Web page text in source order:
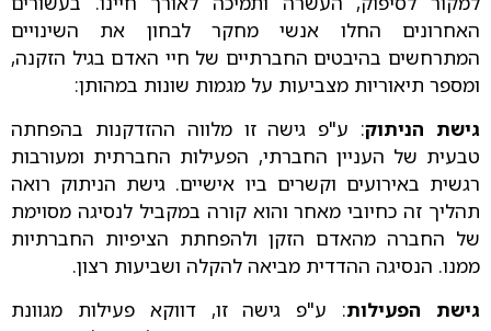
האחרונים החלו אנשי מחקר לבחון את השינויים
המתרחשים בהיבטים החברתיים של חיי האדם בגיל הזקנה,
ומספר תיאוריות מצביעות על מגמות שונות במהותן:
גישת הניתוק: ע"פ גישה זו מלווה ההזדקנות בהפחתה
טבעית של העניין החברתי, הפעילות החברתית ומעורבות
רגשית באירועים וקשרים ביו אישיים. גישת הניתוק רואה
תהליך זה כחיובי מאחר והוא קורה במקביל לנסיגה מסוימת
של החברה מהאדם הזקן ולהפחתת הציפיות החברתיות
ממנו. הנסיגה ההדדית מביאה להקלה ושביעות רצון.
גישת הפעילות: ע"פ גישה זו, דווקא פעילות מגוונת